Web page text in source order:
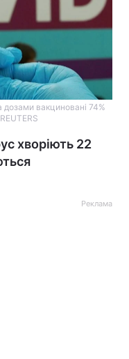
вакциновані 74%
хворіють 22
Реклама